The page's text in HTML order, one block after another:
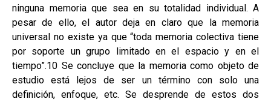
ninguna memoria que sea en su totalidad individual. A
pesar de ello, el autor deja en claro que la memoria
universal no existe ya que “toda memoria colectiva tiene
por soporte un grupo limitado en el espacio y en el
tiempo”.10 Se concluye que la memoria como objeto de
estudio está lejos de ser un término con solo una
definición, enfoque, etc. Se desprende de estos dos